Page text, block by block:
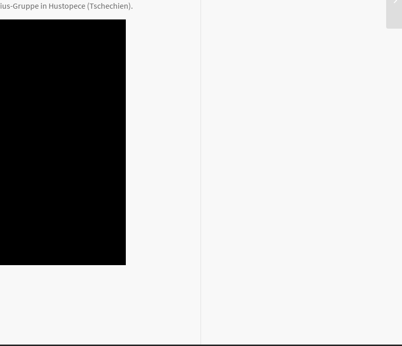
Gruppe in Hustopece (Tschechien).